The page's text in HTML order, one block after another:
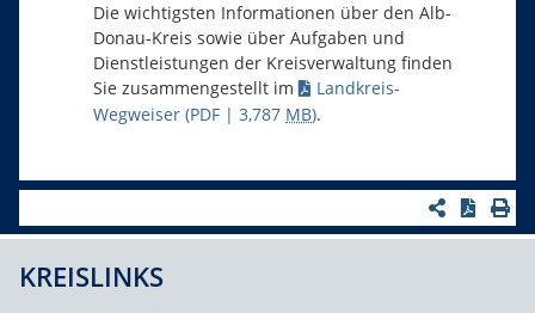
Die wichtigsten Informationen über den Alb-
Donau-Kreis sowie über Aufgaben und
Dienstleistungen der Kreisverwaltung finden
Sie zusammengestellt im
Landkreis-
Wegweiser (PDF | 3,787 MB).
KREISLINKS